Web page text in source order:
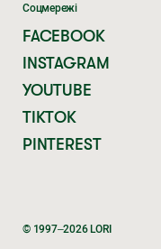
© 1997–2026 LORI
Соцмережі
FACEBOOK
INSTAGRAM
YOUTUBE
TIKTOK
PINTEREST